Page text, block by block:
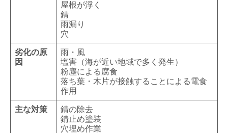
屋根が浮く
錆
雨漏り
穴
劣化の原
因
雨・風
塩害（海が近い地域で多く発生）
粉塵による腐食
落ち葉・木片が接触することによる電食
作用
主な対策
錆の除去
錆止め塗装
穴埋め作業